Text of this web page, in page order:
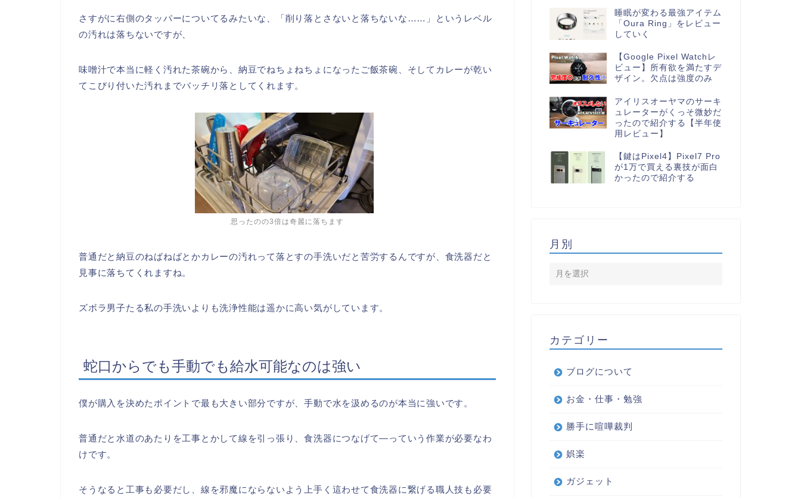
さすがに右側のタッパーについてるみたいな、「削り落とさないと落ちないな……」というレベル
の汚れは落ちないですが、
味噌汁で本当に軽く汚れた茶碗から、納豆でねちょねちょになったご飯茶碗、そしてカレーが乾い
てこびり付いた汚れまでバッチリ落としてくれます。
思ったのの3倍は奇麗に落ちます
普通だと納豆のねばねばとかカレーの汚れって落とすの手洗いだと苦労するんですが、食洗器だと
見事に落ちてくれますね。
ズボラ男子たる私の手洗いよりも洗浄性能は遥かに高い気がしています。
蛇口からでも手動でも給水可能なのは強い
僕が購入を決めたポイントで最も大きい部分ですが、手動で水を汲めるのが本当に強いです。
普通だと水道のあたりを工事とかして線を引っ張り、食洗器につなげて―っていう作業が必要なわ
けです。
そうなると工事も必要だし、線を邪魔にならないよう上手く這わせて食洗器に繋げる職人技も必要
睡眠が変わる最強アイテム
「Oura Ring」をレビュー
していく
【Google Pixel Watchレ
ビュー】所有欲を満たすデ
ザイン。欠点は強度のみ
アイリスオーヤマのサーキ
ュレーターがくっそ微妙だ
ったので紹介する【半年使
用レビュー】
【鍵はPixel4】Pixel7 Pro
が1万で買える裏技が面白
かったので紹介する
月別
カテゴリー
ブログについて
お金・仕事・勉強
勝手に喧嘩裁判
娯楽
ガジェット